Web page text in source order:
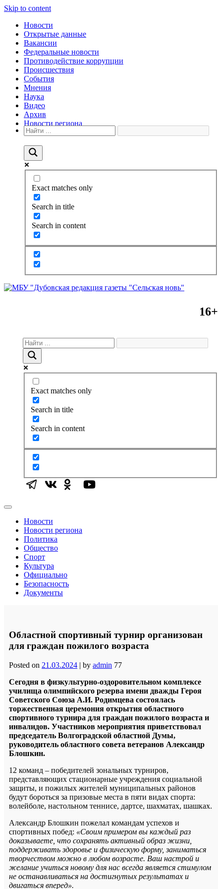
Skip to content
Новости
Открытые данные
Вакансии
Федеральные новости
Противодействие коррупции
Происшествия
События
Мнения
Наука
Видео
Архив
Новости региона
Exact matches only
Search in title
Search in content
16+
Exact matches only
Search in title
Search in content
Новости
Новости региона
Политика
Общество
Спорт
Культура
Официально
Безопасность
Документы
Областной спортивный турнир организован
для граждан пожилого возраста
Posted on 21.03.2024 | by admin 77
Сегодня в физкультурно-оздоровительном комплексе
училища олимпийского резерва имени дважды Героя
Советского Союза А.И. Родимцева состоялась
торжественная церемония открытия областного
спортивного турнира для граждан пожилого возраста и
инвалидов. Участников мероприятия приветствовал
председатель Волгоградской областной Думы,
руководитель областного совета ветеранов Александр
Блошкин.
12 команд – победителей зональных турниров,
представляющих стационарные учреждения социальной
защиты, и пожилых жителей муниципальных районов
будут бороться за призовые места в пяти видах спорта:
волейболе, настольном теннисе, дартсе, шахматах, шашках.
Александр Блошкин пожелал командам успехов и
спортивных побед: «Своим примером вы каждый раз
доказываете, что сохранять активный образ жизни,
поддерживать здоровье и физическую форму, заниматься
творчеством можно в любом возрасте. Ваш настрой и
желание учиться новому для нас всегда является стимулом
не останавливаться на достигнутых результатах и
двигаться вперед».